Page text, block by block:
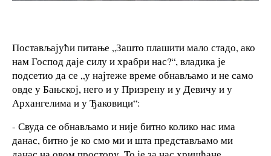
Постављајући питање „Зашто плашити мало стадо, ако
нам Господ даје силу и храбри нас?“, владика је
подсетио да се „у најтеже време обнављамо и не само
овде у Бањској, него и у Призрену и у Девичу и у
Архангелима и у Ђаковици“:
- Свуда се обнављамо и није битно колико нас има
данас, битно је ко смо ми и шта представљамо ми